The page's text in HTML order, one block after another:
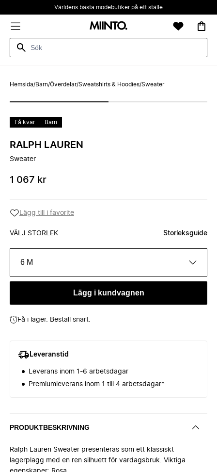
Världens bästa modebutiker på ett ställe
Hemsida/Barn/Överdelar/Sweatshirts & Hoodies/Sweater
Få kvar Barn
RALPH LAUREN
Sweater
1 067 kr
Lägg till i favorite
VÄLJ STORLEK Storleksguide
6 M
Lägg i kundvagnen
Få i lager. Beställ snart.
Leveranstid
Leverans inom 1-6 arbetsdagar
Premiumleverans inom 1 till 4 arbetsdagar*
PRODUKTBESKRIVNING
Ralph Lauren Sweater presenteras som ett klassiskt
lagerplagg med en ren silhuett för vardagsbruk. Viktiga